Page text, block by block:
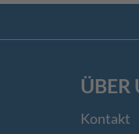
ÜBER
Kontakt